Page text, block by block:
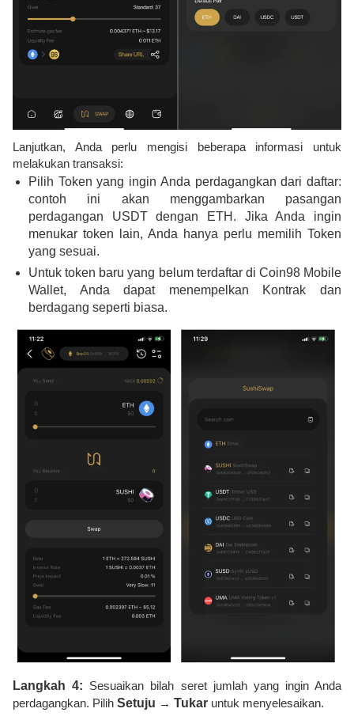
Lanjutkan, Anda perlu mengisi beberapa informasi untuk
melakukan transaksi:
Pilih Token yang ingin Anda perdagangkan dari daftar:
contoh ini akan menggambarkan pasangan
perdagangan USDT dengan ETH. Jika Anda ingin
menukar token lain, Anda hanya perlu memilih Token
yang sesuai.
Untuk token baru yang belum terdaftar di Coin98 Mobile
Wallet, Anda dapat menempelkan Kontrak dan
berdagang seperti biasa.
Langkah 4: Sesuaikan bilah seret jumlah yang ingin Anda
perdagangkan. Pilih Setuju → Tukar untuk menyelesaikan.